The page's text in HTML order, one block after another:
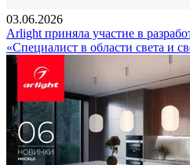
03.06.2026
Arlight приняла участие в
«Специалист в области света и